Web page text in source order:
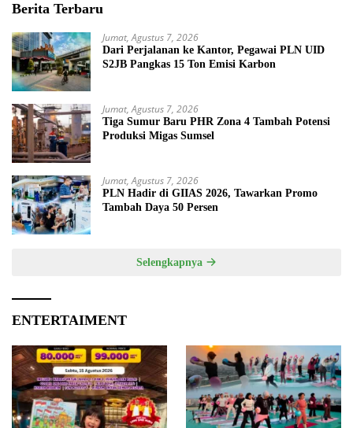
Berita Terbaru
Jumat, Agustus 7, 2026
Dari Perjalanan ke Kantor, Pegawai PLN UID
S2JB Pangkas 15 Ton Emisi Karbon
Jumat, Agustus 7, 2026
Tiga Sumur Baru PHR Zona 4 Tambah Potensi
Produksi Migas Sumsel
Jumat, Agustus 7, 2026
PLN Hadir di GIIAS 2026, Tawarkan Promo
Tambah Daya 50 Persen
Selengkapnya
ENTERTAIMENT